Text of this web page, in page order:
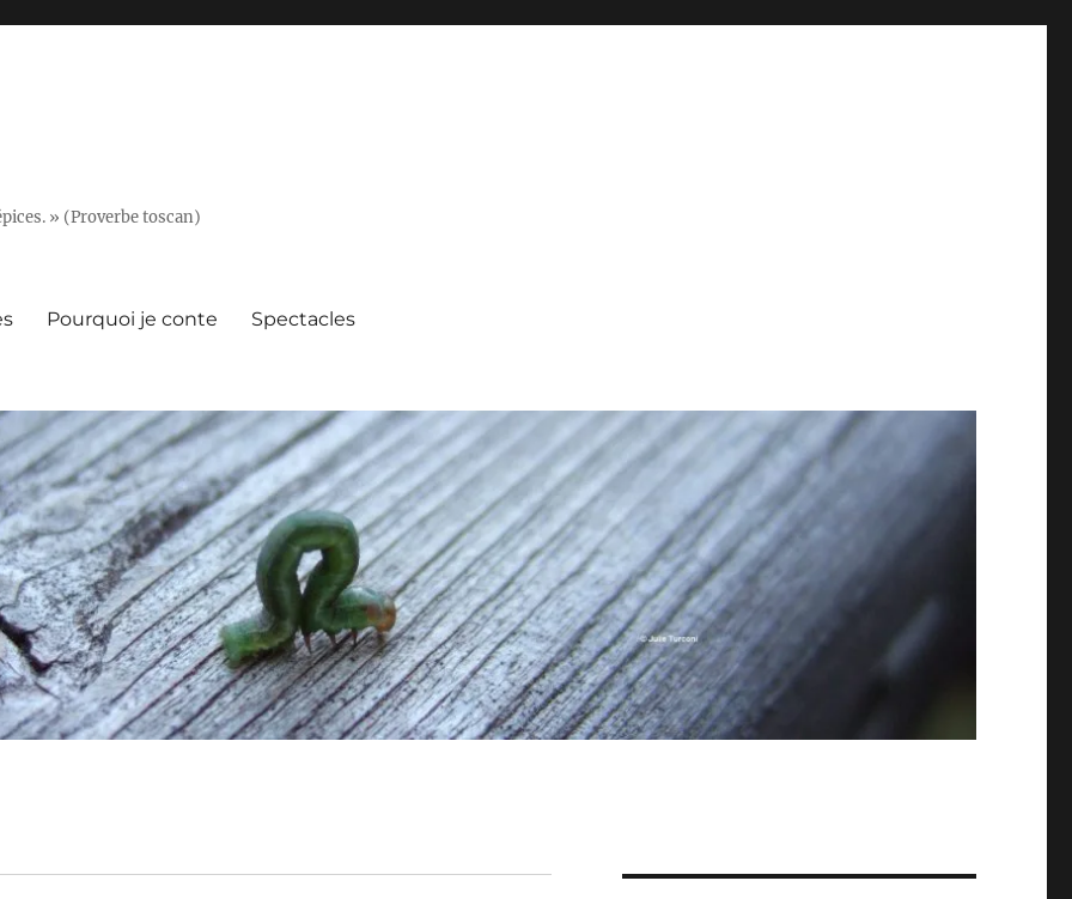
» (Proverbe toscan)
Pourquoi je conte Spectacles